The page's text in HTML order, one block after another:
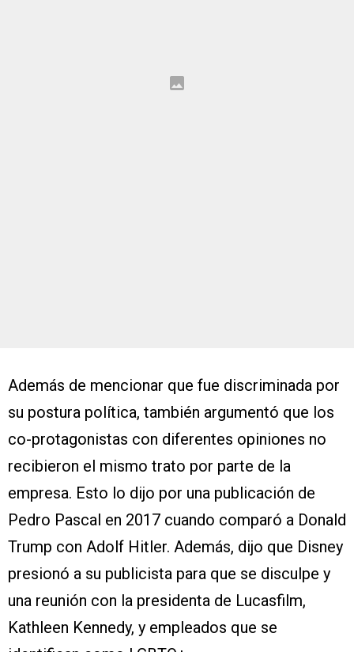
Además de mencionar que fue discriminada por
su postura política, también argumentó que los
co-protagonistas con diferentes opiniones no
recibieron el mismo trato por parte de la
empresa. Esto lo dijo por una publicación de
Pedro Pascal en 2017 cuando comparó a Donald
Trump con Adolf Hitler. Además, dijo que Disney
presionó a su publicista para que se disculpe y
una reunión con la presidenta de Lucasfilm,
Kathleen Kennedy, y empleados que se